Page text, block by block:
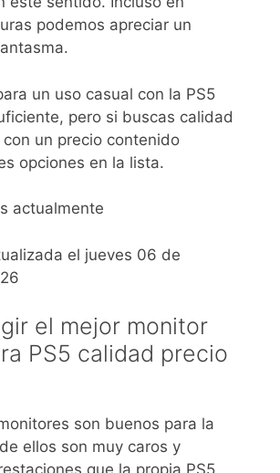
podemos apreciar un
un uso casual con la PS5
pero si buscas calidad
un precio contenido
opciones en la lista.
actualmente
el jueves 06 de
el mejor monitor
PS5 calidad precio
son buenos para la
ellos son muy caros y